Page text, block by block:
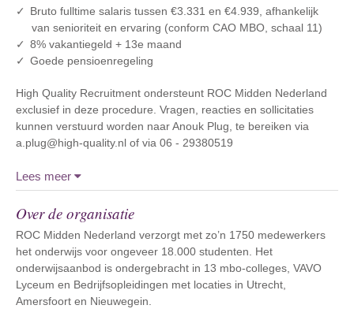
Bruto fulltime salaris tussen €3.331 en €4.939, afhankelijk
van senioriteit en ervaring (conform CAO MBO, schaal 11)
8% vakantiegeld + 13e maand
Goede pensioenregeling
High Quality Recruitment ondersteunt ROC Midden Nederland
exclusief in deze procedure. Vragen, reacties en sollicitaties
kunnen verstuurd worden naar Anouk Plug, te bereiken via
a.plug@high-quality.nl of via 06 - 29380519
Lees meer
Over de organisatie
ROC Midden Nederland verzorgt met zo’n 1750 medewerkers
het onderwijs voor ongeveer 18.000 studenten. Het
onderwijsaanbod is ondergebracht in 13 mbo-colleges, VAVO
Lyceum en Bedrijfsopleidingen met locaties in Utrecht,
Amersfoort en Nieuwegein.